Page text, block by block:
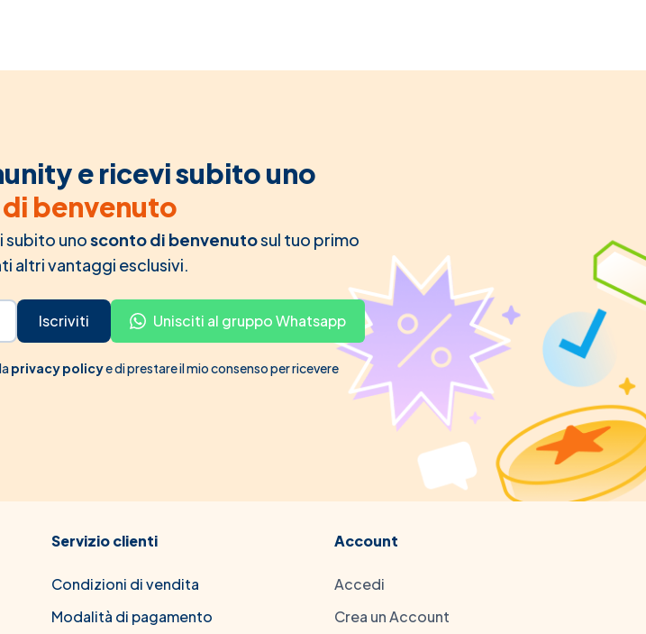
e ricevi subito uno
benvenuto
subito unosconto di benvenutosul tuo primo
altri vantaggi esclusivi.
Iscriviti Unisciti al gruppo Whatsapp
privacy policye di prestare il mio consenso per ricevere
Servizio clienti
Condizioni di vendita
Modalità di pagamento
Account
Accedi
Crea un Account